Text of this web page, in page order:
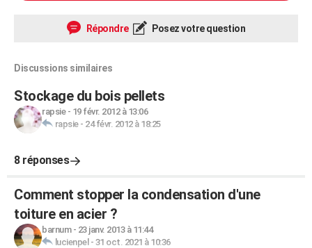
Répondre Posez votre question
Discussions similaires
Stockage du bois pellets
rapsie- 19 févr. 2012 à 13:06
rapsie- 24 févr. 2012 à 18:25
8 réponses
Comment stopper la condensation d'une
toiture en acier ?
barnum- 23 janv. 2013 à 11:44
lucienpel - 31 oct. 2021 à 10:36